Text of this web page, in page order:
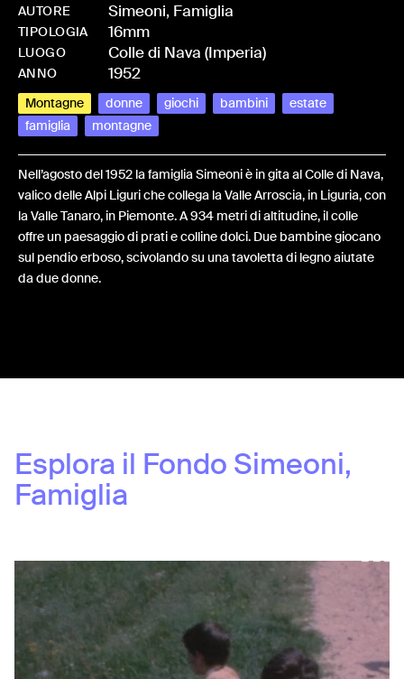
AUTORE Simeoni, Famiglia
TIPOLOGIA 16mm
LUOGO Colle di Nava (Imperia)
ANNO 1952
Montagne donne giochi bambini
estate
famiglia
montagne
Nell’agosto del 1952 la famiglia Simeoni è in gita al Colle di Nava,
valico delle Alpi Liguri che collega la Valle Arroscia, in Liguria, con
la Valle Tanaro, in Piemonte. A 934 metri di altitudine, il colle
offre un paesaggio di prati e colline dolci. Due bambine giocano
sul pendio erboso, scivolando su una tavoletta di legno aiutate
da due donne.
Esplora il Fondo Simeoni,
Famiglia